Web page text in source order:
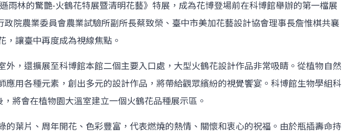
林的驚艷-火鶴花特展暨清明花藝》特展，成為花博登場前在科博館舉辦的第一檔展
院農業委員會農業試驗所副所長蔡致榮、臺中市美加花藝設計協會理事長詹惟棋共襄
讓臺中再度成為視線焦點。
，還擴展至科博館本館二個主要入口處，大型火鶴花設計作品非常吸睛。從植物自然
用各種元素，創出多元的設計作品，將帶給觀眾繽紛的視覺饗宴。科博館生物學組科
將會在植物園大溫室建立一個火鶴花品種展示區。
葉片、周年開花、色彩豐富，代表燃燒的熱情、關懷和衷心的祝福。由於瓶插壽命持